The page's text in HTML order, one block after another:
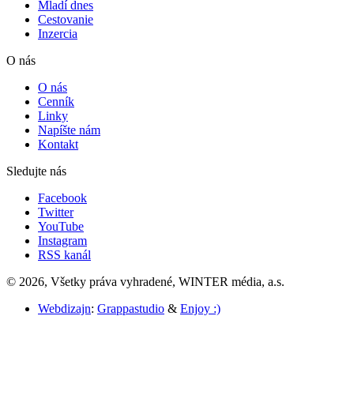
Mladí dnes
Cestovanie
Inzercia
O nás
O nás
Cenník
Linky
Napíšte nám
Kontakt
Sledujte nás
Facebook
Twitter
YouTube
Instagram
RSS kanál
© 2026, Všetky práva vyhradené, WINTER média, a.s.
Webdizajn: Grappastudio & Enjoy :)